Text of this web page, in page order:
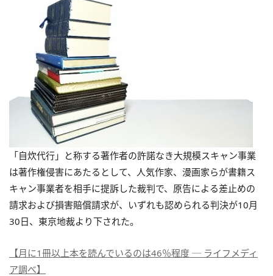
「自炊代行」と称する著作者の許諾なき大規模スキャン事業
は著作権侵害にあたるとして、人気作家、漫画家らが書籍ス
キャン事業者を相手に提訴した裁判で、原告による差止めの
請求および損害賠償請求が、いずれも認められる判決が10月
30日、東京地裁より下された。
【月に1冊以上本を読んでいるのは46％程度 ─ ライフメディ
ア調べ】